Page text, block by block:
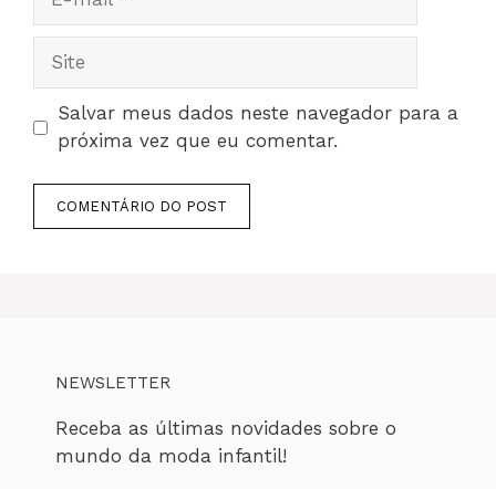
Site
Salvar meus dados neste navegador para a
próxima vez que eu comentar.
NEWSLETTER
Receba as últimas novidades sobre o
mundo da moda infantil!